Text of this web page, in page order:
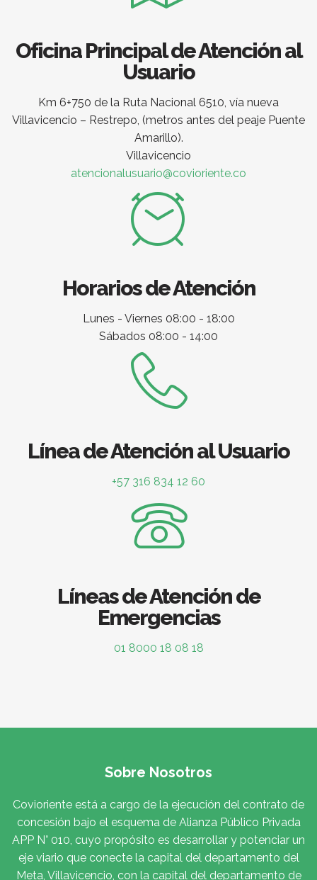
Oficina Principal de Atención al
Usuario
Km 6+750 de la Ruta Nacional 6510, vía nueva
Villavicencio – Restrepo, (metros antes del peaje Puente
Amarillo).
Villavicencio
atencionalusuario@covioriente.co
Horarios de Atención
Lunes - Viernes 08:00 - 18:00
Sábados 08:00 - 14:00
Línea de Atención al Usuario
+57 316 834 12 60
Líneas de Atención de
Emergencias
01 8000 18 08 18
Sobre Nosotros
Covioriente está a cargo de la ejecución del contrato de
concesión bajo el esquema de Alianza Público Privada
APP N° 010, cuyo propósito es desarrollar y potenciar un
eje viario que conecte la capital del departamento del
Meta, Villavicencio, con la capital del departamento de